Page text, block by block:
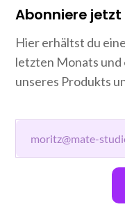
Abonniere
Hier erhältst du
letzten Monats und
unseres Produkts